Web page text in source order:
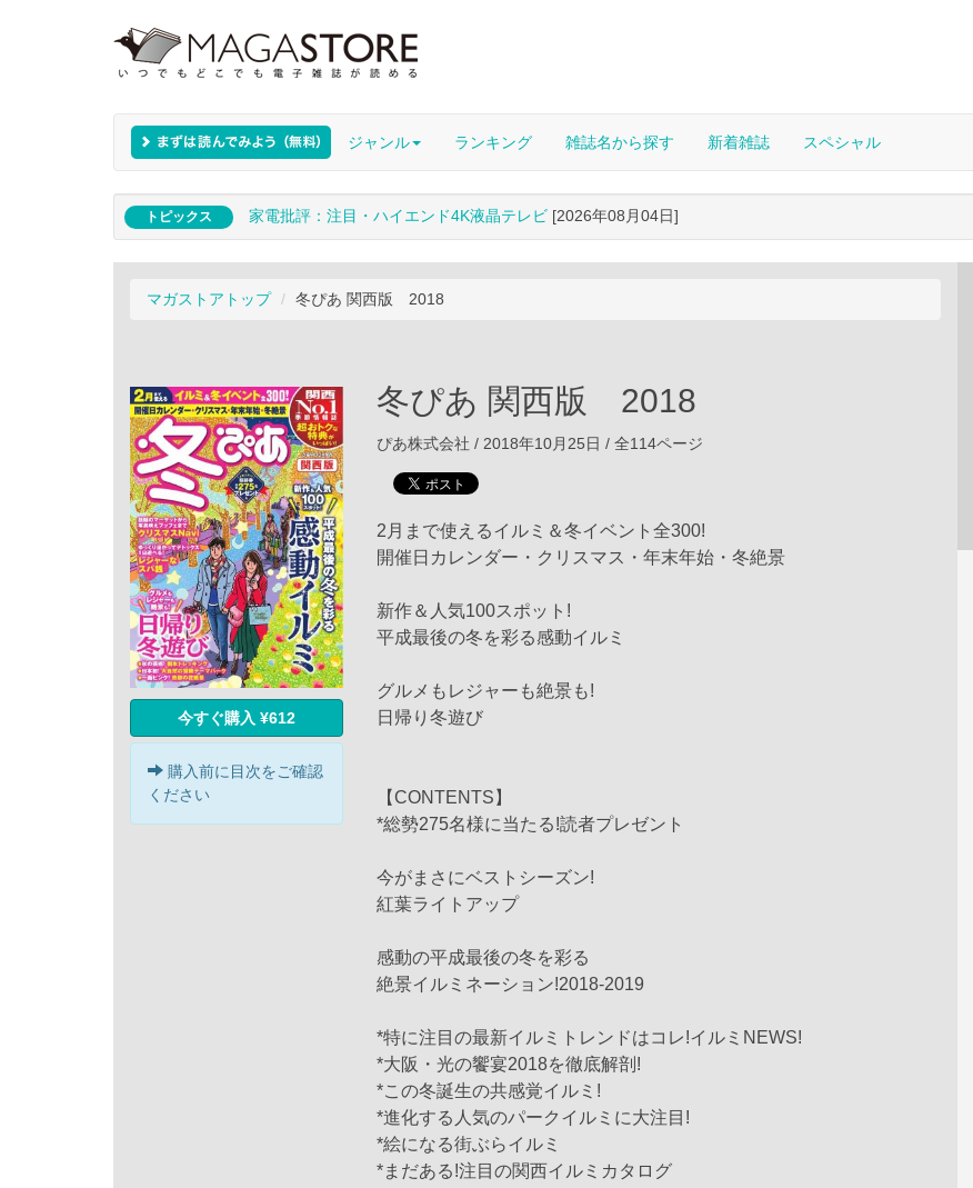
ジャンル ランキング 雑誌名から探す 新着雑誌 スペシャル
トピックス 家電批評：注目・ハイエンド4K液晶テレビ [2026年08月04日]
マガストアトップ 冬ぴあ 関西版 2018
今すぐ購入 ¥612
購入前に目次をご確認
ください
冬ぴあ 関西版 2018
ぴあ株式会社 / 2018年10月25日 / 全114ページ
2月まで使えるイルミ＆冬イベント全300!
開催日カレンダー・クリスマス・年末年始・冬絶景
新作＆人気100スポット!
平成最後の冬を彩る感動イルミ
グルメもレジャーも絶景も!
日帰り冬遊び
【CONTENTS】
*総勢275名様に当たる!読者プレゼント
今がまさにベストシーズン!
紅葉ライトアップ
感動の平成最後の冬を彩る
絶景イルミネーション!2018-2019
*特に注目の最新イルミトレンドはコレ!イルミNEWS!
*大阪・光の饗宴2018を徹底解剖!
*この冬誕生の共感覚イルミ!
*進化する人気のパークイルミに大注目!
*絵になる街ぶらイルミ
*まだある!注目の関西イルミカタログ